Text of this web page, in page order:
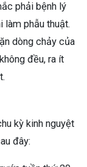
phải bệnh lý
làm phẫu thuật.
dòng chảy của
đều, ra ít
kỳ kinh nguyệt
đây: